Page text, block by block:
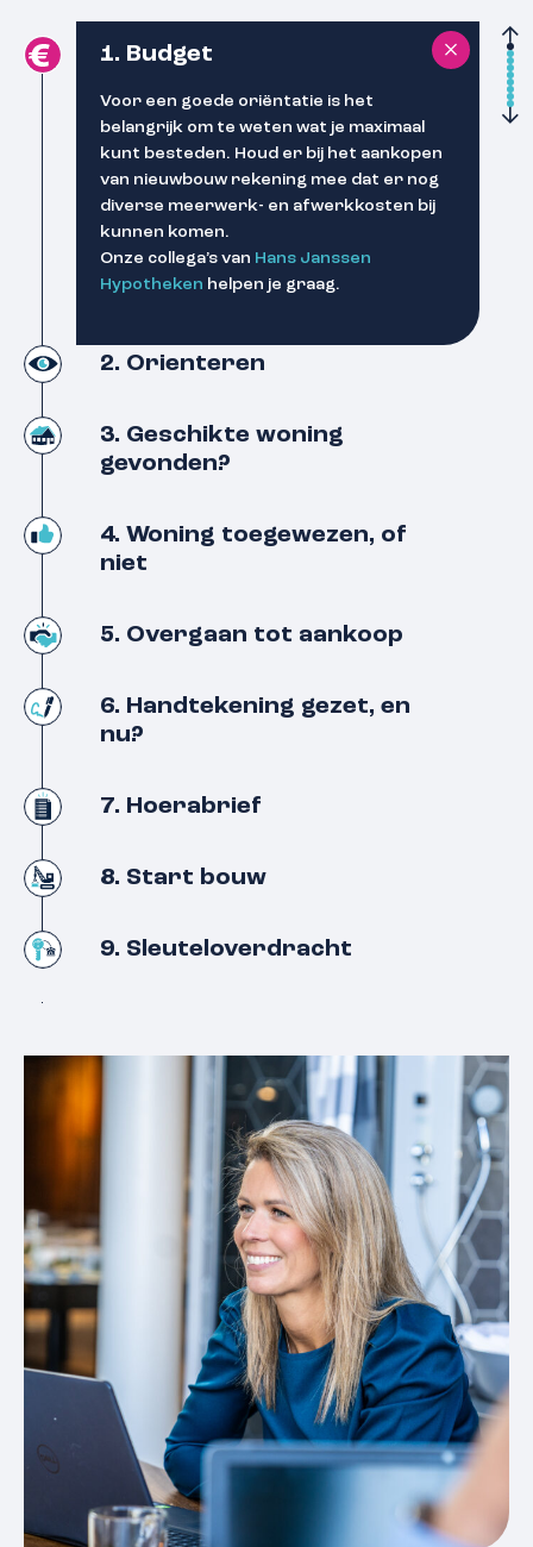
1. Budget
Voor een goede oriëntatie is het
belangrijk om te weten wat je maximaal
kunt besteden. Houd er bij het aankopen
van nieuwbouw rekening mee dat er nog
diverse meerwerk- en afwerkkosten bij
kunnen komen.
Onze collega’s van Hans Janssen
Hypotheken helpen je graag.
2. Orienteren
3. Geschikte woning
gevonden?
4. Woning toegewezen, of
niet
5. Overgaan tot aankoop
6. Handtekening gezet, en
nu?
7. Hoerabrief
8. Start bouw
9. Sleuteloverdracht